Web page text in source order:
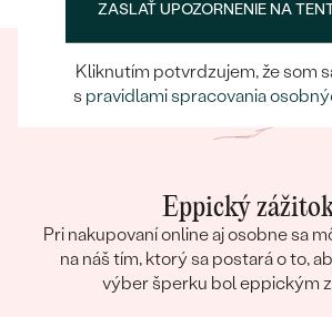
Eppický
Pri nakupovaní online aj osobne sa
na náš tím, ktorý sa postará o to,
výber šperku bol eppickým
ZASLAŤ UPOZORNENIE NA
Kliknutím potvrdzujem, že som
s pravidlami spracovania